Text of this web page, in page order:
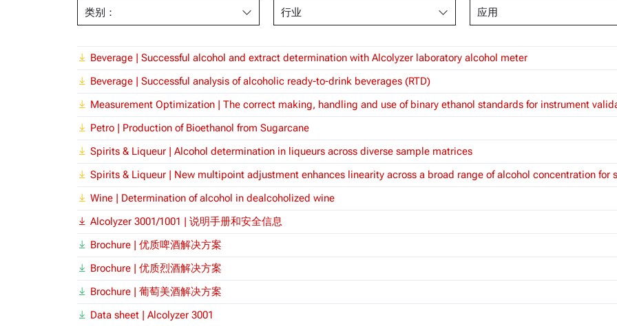
类别： 行业 应用
Beverage | Successful alcohol and extract determination with Alcolyzer laboratory alcohol meter
Beverage | Successful analysis of alcoholic ready-to-drink beverages (RTD)
Measurement Optimization | The correct making, handling and use of binary ethanol standards for instrument
Petro | Production of Bioethanol from Sugarcane
Spirits & Liqueur | Alcohol determination in liqueurs across diverse sample matrices
Spirits & Liqueur | New multipoint adjustment enhances linearity across a broad range of alcohol concentration for
Wine | Determination of alcohol in dealcoholized wine
Alcolyzer 3001/1001 | 说明⼿册和安全信息
Brochure | 优质啤酒解决方案
Brochure | 优质烈酒解决方案
Brochure | 葡萄美酒解决方案
Data sheet | Alcolyzer 3001